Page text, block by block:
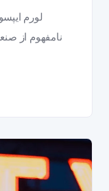
لورم
نامفهوم از